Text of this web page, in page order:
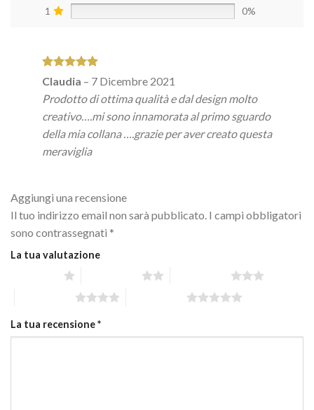
1
0%
Valutato
su 5
Claudia – 7 Dicembre 2021
Prodotto di ottima qualità e dal design molto
creativo….mi sono innamorata al primo sguardo
della mia collana ….grazie per aver creato questa
meraviglia
Aggiungi una recensione
Il tuo indirizzo email non sarà pubblicato. I campi obbligatori
sono contrassegnati *
La tua valutazione
La tua recensione*